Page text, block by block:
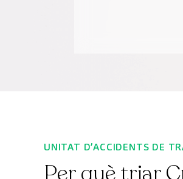
UNITAT D’ACCIDENTS DE